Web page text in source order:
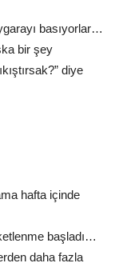
basıyorlar…
bir şey
diye
hafta içinde
başladı…
daha fazla